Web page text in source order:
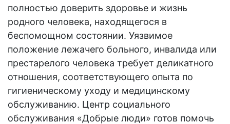
полностью доверить здоровье и жизнь
родного человека, находящегося в
беспомощном состоянии. Уязвимое
положение лежачего больного, инвалида или
престарелого человека требует деликатного
отношения, соответствующего опыта по
гигиеническому уходу и медицинскому
обслуживанию. Центр социального
обслуживания «Добрые люди» готов помочь